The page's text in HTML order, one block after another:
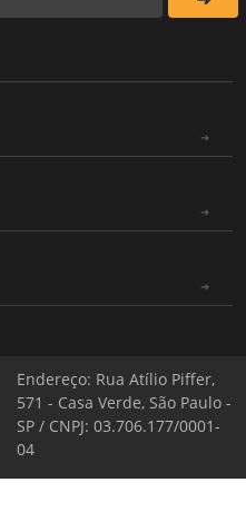
Endereço: Rua Atílio Piffer,
571 - Casa Verde, São Paulo -
SP / CNPJ: 03.706.177/0001-
04